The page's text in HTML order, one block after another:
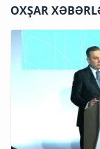
OXŞAR